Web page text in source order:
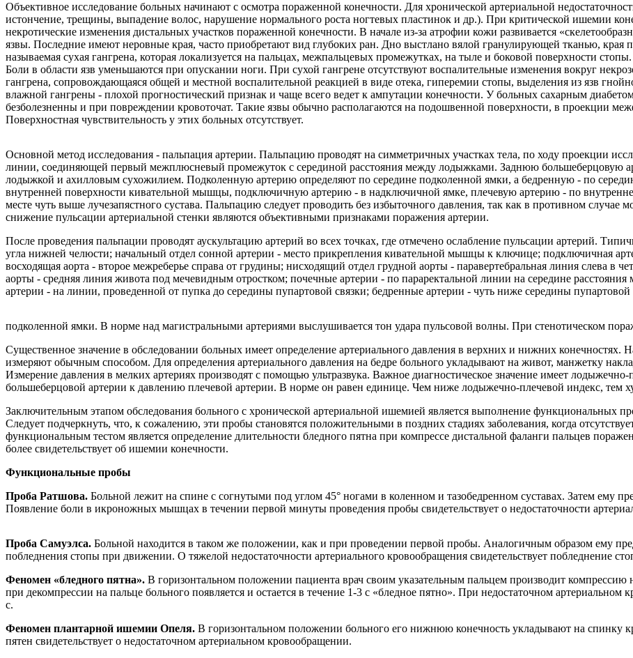
Объективное исследование больных начинают с осмотра пораженной конечности. Для хронической артериальной
истончение, трещины, выпадение волос, нарушение нормального роста ногтевых пластинок и др.). При критической ишемии
некротические изменения дистальных участков пораженной конечности. В начале из-за атрофии кожи развивается
язвы. Последние имеют неровные края, часто приобретают вид глубоких ран. Дно выстлано вялой гранулирующей тканью, края
называемая сухая гангрена, которая локализуется на пальцах, межпальцевых промежутках, на тыле и боковой поверхности
Боли в области язв уменьшаются при опускании ноги. При сухой гангрене отсутствуют воспалительные изменения вокруг
гангрена, сопровождающаяся общей и местной воспалительной реакцией в виде отека, гиперемии стопы, выделения из язв
влажной гангрены - плохой прогностический признак и чаще всего ведет к ампутации конечности. У больных сахарным
безболезненны и при повреждении кровоточат. Такие язвы обычно располагаются на подошвенной поверхности, в проекции
Поверхностная чувствительность у этих больных отсутствует.
Основной метод исследования - пальпация артерии. Пальпацию проводят на симметричных участках тела, по ходу проекции
линии, соединяющей первый межплюсневый промежуток с серединой расстояния между лодыжками. Заднюю большеберцовую
лодыжкой и ахилловым сухожилием. Подколенную артерию определяют по середине подколенной ямки, а бедренную - по
внутренней поверхности кивательной мышцы, подключичную артерию - в надключичной ямке, плечевую артерию - по
месте чуть выше лучезапястного сустава. Пальпацию следует проводить без избыточного давления, так как в противном случае
снижение пульсации артериальной стенки являются объективными признаками поражения артерии.
После проведения пальпации проводят аускультацию артерий во всех точках, где отмечено ослабление пульсации артерий.
угла нижней челюсти; начальный отдел сонной артерии - место прикрепления кивательной мышцы к ключице; подключичная
восходящая аорта - второе межреберье справа от грудины; нисходящий отдел грудной аорты - паравертебральная линия слева
аорты - средняя линия живота под мечевидным отростком; почечные артерии - по параректальной линии на середине
артерии - на линии, проведенной от пупка до середины пупартовой связки; бедренные артерии - чуть ниже середины пупартовой
подколенной ямки. В норме над магистральными артериями выслушивается тон удара пульсовой волны. При стенотическом
Существенное значение в обследовании больных имеет определение артериального давления в верхних и нижних конечностях.
измеряют обычным способом. Для определения артериального давления на бедре больного укладывают на живот, манжетку
Измерение давления в мелких артериях производят с помощью ультразвука. Важное диагностическое значение имеет
большеберцовой артерии к давлению плечевой артерии. В норме он равен единице. Чем ниже лодыжечно-плечевой индекс, тем
Заключительным этапом обследования больного с хронической артериальной ишемией является выполнение функциональных
Следует подчеркнуть, что, к сожалению, эти пробы становятся положительными в поздних стадиях заболевания, когда
функциональным тестом является определение длительности бледного пятна при компрессе дистальной фаланги пальцев
более свидетельствует об ишемии конечности.
Функциональные пробы
Проба Ратшова. Больной лежит на спине с согнутыми под углом 45° ногами в коленном и тазобедренном суставах. Затем ему
Появление боли в икроножных мышцах в течении первой минуты проведения пробы свидетельствует о недостаточности
Проба Самуэлса. Больной находится в таком же положении, как и при проведении первой пробы. Аналогичным образом ему
побледнения стопы при движении. О тяжелой недостаточности артериального кровообращения свидетельствует побледнение
Феномен «бледного пятна». В горизонтальном положении пациента врач своим указательным пальцем производит
при декомпрессии на пальце больного появляется и остается в течение 1-3 с «бледное пятно». При недостаточном артериальном
с.
Феномен плантарной ишемии Опеля. В горизонтальном положении больного его нижнюю конечность укладывают на спинку
пятен свидетельствует о недостаточном артериальном кровообращении.